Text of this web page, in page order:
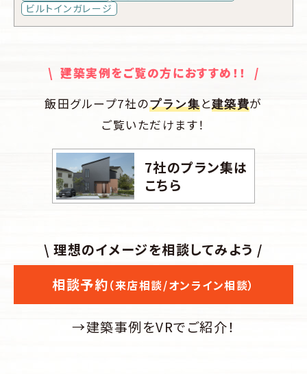
ビルトインガレージ
\ 建築実例をご覧の方におすすめ！！ /
飯田グループ7社のプラン集と建築費が
ご覧いただけます！
7社のプラン集は
こちら
\ 理想のイメージを相談してみよう /
相談予約（来店相談/オンライン相談）
→建築事例をVRでご紹介！